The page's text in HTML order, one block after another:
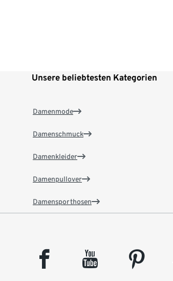
Unsere beliebtesten Kategorien
Damenmode
Damenschmuck
Damenkleider
Damenpullover
Damensporthosen
facebook youtube pinterest